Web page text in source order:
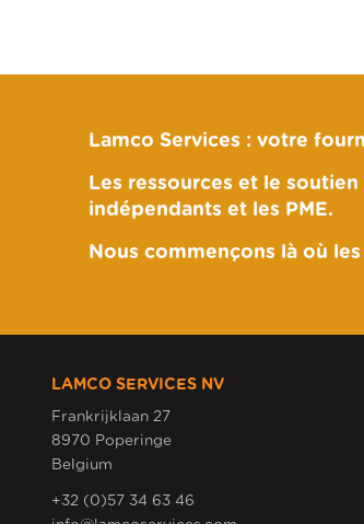
Lamco Services : votre
Les ressources et le
indépendants et les PME.
Nous commençons là où
LAMCO SERVICES NV
Frankrijklaan 27
8970 Poperinge
Belgium
+32 (0)57 34 63 46